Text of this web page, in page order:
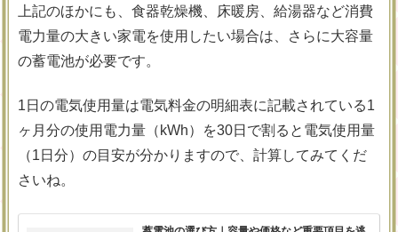
上記のほかにも、食器乾燥機、床暖房、給湯器など消費
電力量の大きい家電を使用したい場合は、さらに大容量
の蓄電池が必要です。
1日の電気使用量は電気料金の明細表に記載されている1
ヶ月分の使用電力量（kWh）を30日で割ると電気使用量
（1日分）の目安が分かりますので、計算してみてくだ
さいね。